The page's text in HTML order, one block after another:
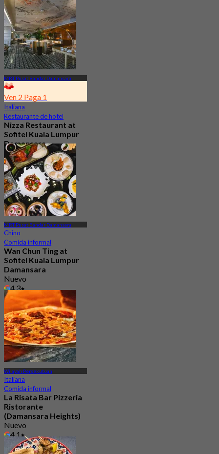
MRT Pusat Bandar Damansara
Ven 2 Paga 1
Italiana
Restaurante de hotel
Nizza Restaurant at
Sofitel Kuala Lumpur
Damansara
4.0
149 Reservado
DesdeRM 89.04
MRT Pusat Bandar Damansara
Chino
Comida informal
Wan Chun Ting at
Sofitel Kuala Lumpur
Damansara
Nuevo
4.3
DesdeRM 69.33
Wilayah Persekutuan
Italiana
Comida informal
La Risata Bar Pizzeria
Ristorante
(Damansara Heights)
Nuevo
4.1
DesdeRM 56.66